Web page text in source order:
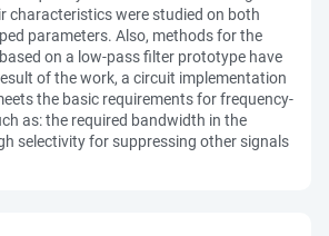
characteristics were studied on both
parameters. Also, methods for the
on a low-pass filter prototype have
of the work, a circuit implementation
the basic requirements for frequency-
as: the required bandwidth in the
selectivity for suppressing other signals